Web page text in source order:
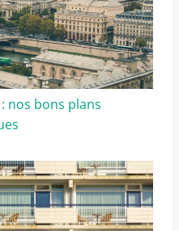
nos bons plans